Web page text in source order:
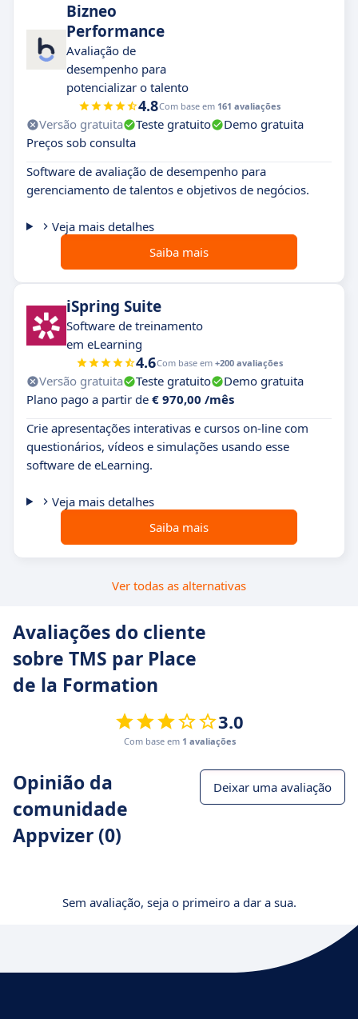
Bizneo
Performance
Avaliação de
desempenho para
potencializar o talento
4.8Com base em 161 avaliações
Versão gratuita Teste gratuito
Demo gratuita
Preços sob consulta
Software de avaliação de desempenho para
gerenciamento de talentos e objetivos de negócios.
Veja mais detalhes
Saiba mais
iSpring Suite
Software de treinamento
em eLearning
4.6Com base em +200 avaliações
Versão gratuita Teste gratuito
Demo gratuita
Plano pago a partir de € 970,00 /mês
Crie apresentações interativas e cursos on-line com
questionários, vídeos e simulações usando esse
software de eLearning.
Veja mais detalhes
Saiba mais
Ver todas as alternativas
Avaliações do cliente
sobre TMS par Place
de la Formation
3.0
Com base em 1 avaliações
Opinião da
comunidade
Appvizer (0)
Deixar uma avaliação
Sem avaliação, seja o primeiro a dar a sua.